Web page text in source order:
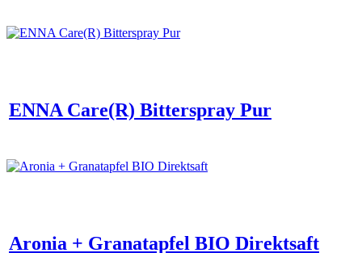
ENNA Care(R) Bitterspray Pur
Aronia + Granatapfel BIO Direktsaft